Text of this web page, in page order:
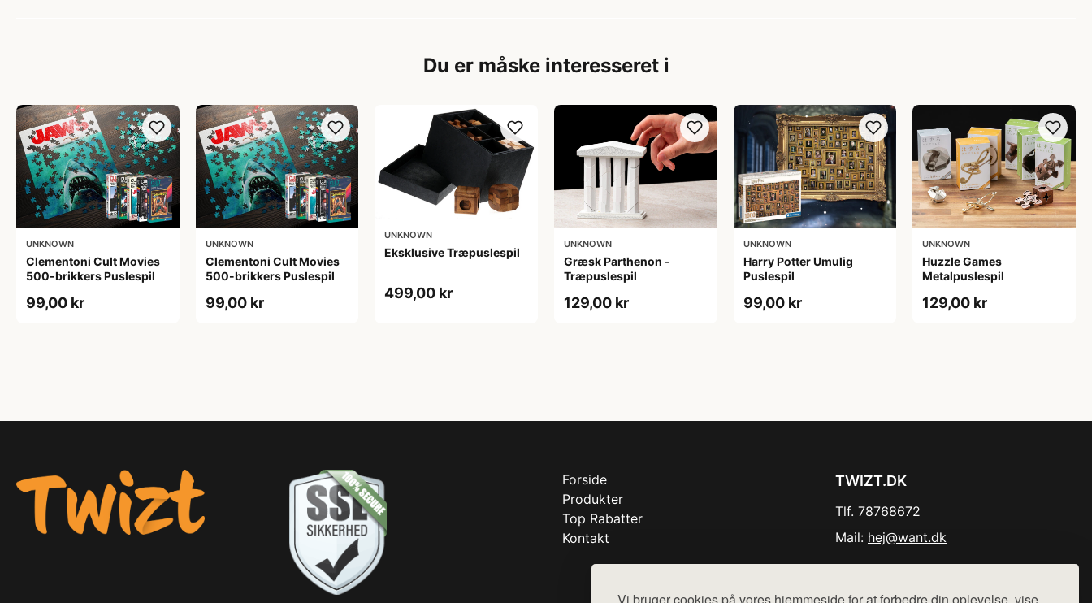
Du er måske interesseret i
UNKNOWN
Clementoni Cult Movies
500-brikkers Puslespil
99,00 kr
UNKNOWN
Clementoni Cult Movies
500-brikkers Puslespil
99,00 kr
UNKNOWN
Eksklusive Træpuslespil
499,00 kr
UNKNOWN
Græsk Parthenon -
Træpuslespil
129,00 kr
UNKNOWN
Harry Potter Umulig
Puslespil
99,00 kr
UNKNOWN
Huzzle Games
Metalpuslespil
129,00 kr
Forside
Produkter
Top Rabatter
Kontakt
TWIZT.DK
Tlf. 78768672
Mail: hej@want.dk